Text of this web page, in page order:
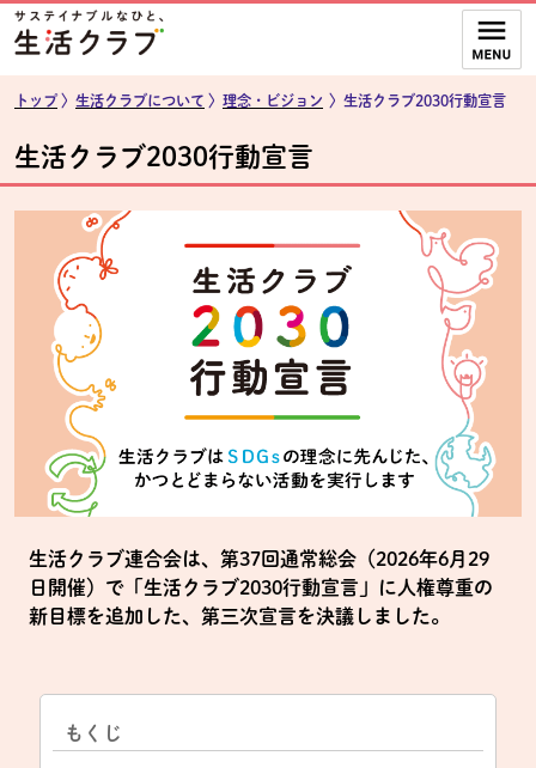
ページの先頭です。
本文へジャンプする。
トップ〉 生活クラブについて 〉 理念・ビジョン 〉 生活クラブ2030行動宣言
生活クラブ2030行動宣言
生活クラブ連合会は、第37回通常総会（2026年6月29
日開催）で「生活クラブ2030行動宣言」に人権尊重の
新目標を追加した、第三次宣言を決議しました。
もくじ